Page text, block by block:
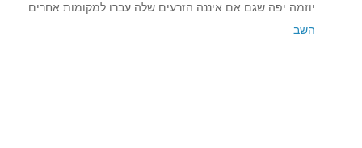
יוזמה יפה שגם אם איננה הזרעים שלה עברו למקומות אחרים
השב